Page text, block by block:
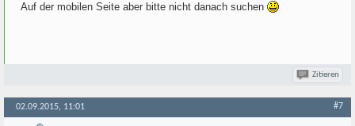
Auf der mobilen Seite aber bitte nicht danach suchen
Zitieren
02.09.2015, 11:01 #7